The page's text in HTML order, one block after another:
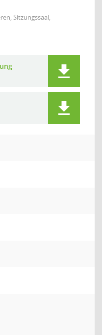
Sitzungssaal,